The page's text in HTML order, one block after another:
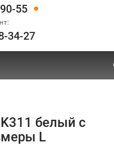
55
34-27
белый с
L